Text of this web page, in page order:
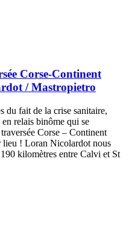
Corse-Continent
/ Mastropietro
du fait de la crise sanitaire,
relais binôme qui se
Corse – Continent
lieu ! Loran Nicolardot nous
kilomètres entre Calvi et St